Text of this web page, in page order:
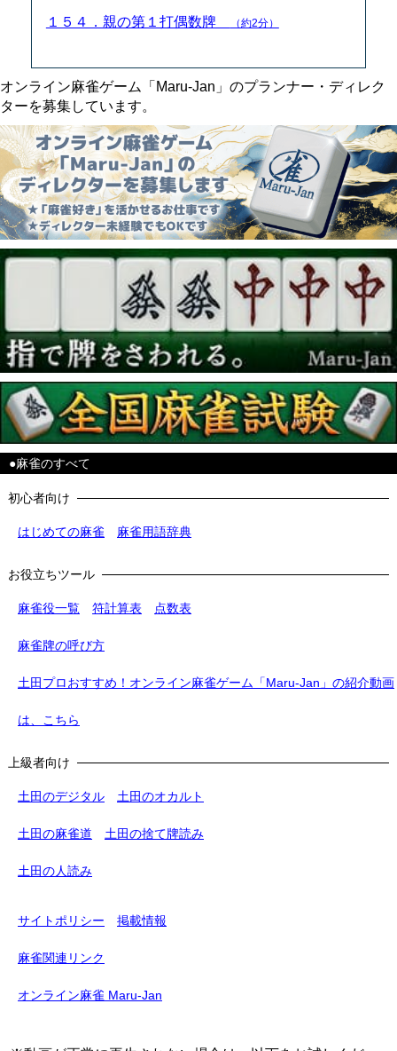
１５４．親の第１打偶数牌 （約2分）
オンライン麻雀ゲーム「Maru-Jan」のプランナー・ディレク
ターを募集しています。
●麻雀のすべて
初心者向け
はじめての麻雀 麻雀用語辞典
お役立ちツール
麻雀役一覧 符計算表 点数表
麻雀牌の呼び方
土田プロおすすめ！オンライン麻雀ゲーム「Maru-Jan」の紹介動画
は、こちら
上級者向け
土田のデジタル 土田のオカルト
土田の麻雀道 土田の捨て牌読み
土田の人読み
サイトポリシー 掲載情報
麻雀関連リンク
オンライン麻雀 Maru-Jan